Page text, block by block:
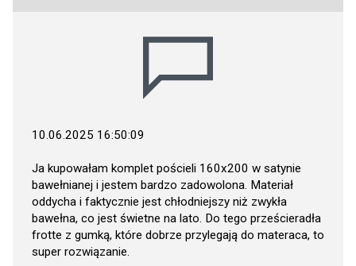
10.06.2025 16:50:09
Ja kupowałam komplet pościeli 160x200 w satynie
bawełnianej i jestem bardzo zadowolona. Materiał
oddycha i faktycznie jest chłodniejszy niż zwykła
bawełna, co jest świetne na lato. Do tego prześcieradła
frotte z gumką, które dobrze przylegają do materaca, to
super rozwiązanie.